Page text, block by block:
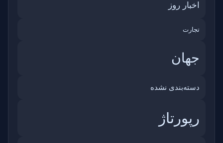
اخبار روز
تجارت
جهان
دسته‌بندی نشده
رپورتاژ